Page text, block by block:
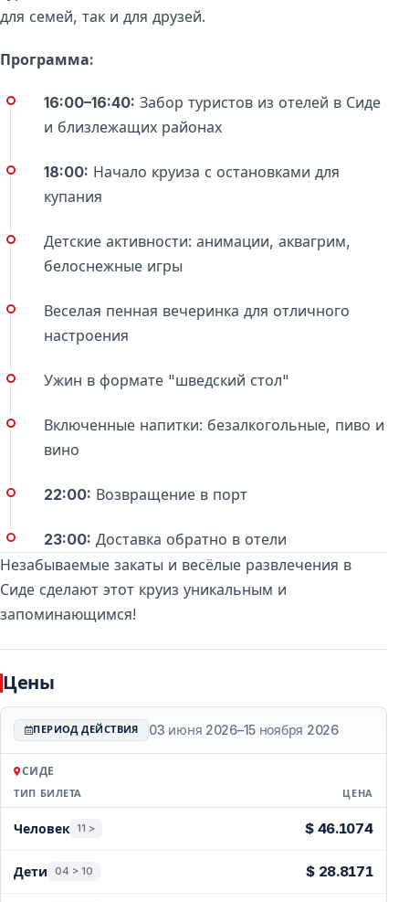
Да, романтичная атмосфера заката и морские виды
делают этот круиз отличным выбором для пар.
для семей, так и для друзей.
Программа:
16:00–16:40: Забор туристов из отелей в Сиде
и близлежащих районах
18:00: Начало круиза с остановками для
купания
Детские активности: анимации, аквагрим,
белоснежные игры
Веселая пенная вечеринка для отличного
настроения
Ужин в формате "шведский стол"
Включенные напитки: безалкогольные, пиво и
вино
22:00: Возвращение в порт
23:00: Доставка обратно в отели
Незабываемые закаты и весёлые развлечения в
Сиде сделают этот круиз уникальным и
запоминающимся!
Цены
ПЕРИОД ДЕЙСТВИЯ 03 июня 2026–15 ноября 2026
СИДЕ
ТИП БИЛЕТА ЦЕНА
Человек 11 > $ 46.1074
Дети 04 > 10 $ 28.8171